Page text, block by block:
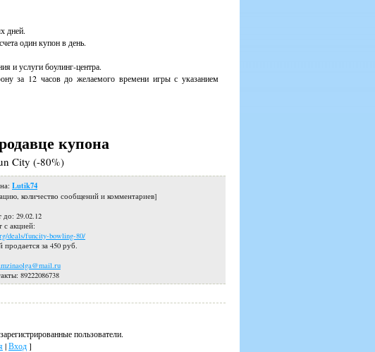
дней.
один купон в день.
и услуги боулинг-центра.
за 12 часов до желаемого времени игры с указанием
купона
City (-80%)
Lutik74
количество сообщений и комментариев]
до: 29.02.12
с акцией:
deals/funcity-bowling-80/
продается за 450 руб.
: 89222086738
пользователи.
|Вход]